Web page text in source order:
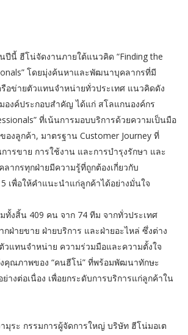
ปีนี้ ฮีโน่จัดงานภายใต้แนวคิด “Finding the
โดยมุ่งค้นหาและพัฒนาบุคลากรที่มี
อข่ายตัวแทนจำหน่ายทั่วประเทศ แนวคิดดัง
องค์ประกอบสำคัญ ได้แก่ สโลแกนองค์กร
ที่เน้นการมอบบริการด้วยความเป็นมือ
งลูกค้า, มาตรฐาน Customer Journey ที่
ารขาย การใช้งาน และการบำรุงรักษา และ
ากรทุกฝ่ายมีความรู้ที่ถูกต้องเกี่ยวกับ
เพื่อให้คำแนะนำแก่ลูกค้าได้อย่างมั่นใจ
งสิ้น 409 คน จาก 74 ทีม จากทั่วประเทศ
ฝ่ายขาย ฝ่ายบริการ และฝ่ายอะไหล่ ซึ่งต่าง
วแทนจำหน่าย ความร่วมมือและความตั้งใจ
คุณภาพของ “คนฮีโน่” ที่พร้อมพัฒนาทักษะ
างต่อเนื่อง เพื่อยกระดับการบริการแก่ลูกค้าใน
ระ กรรมการผู้จัดการใหญ่ บริษัท ฮีโน่มอเต